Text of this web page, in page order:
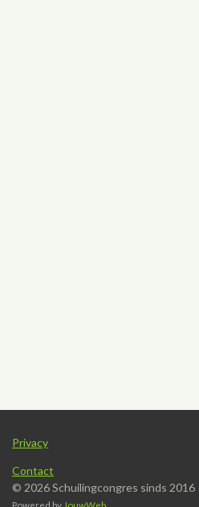
Privacy
Contact
© 2026 Schuilingcongres sinds 2016